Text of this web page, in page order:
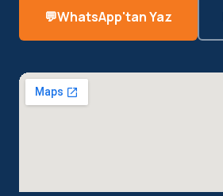
WhatsApp'tan Yaz